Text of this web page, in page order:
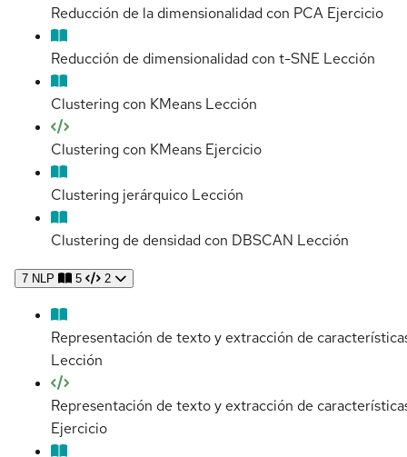
Reducción de la dimensionalidad con PCA Ejercicio
Reducción de dimensionalidad con t-SNE Lección
Clustering con KMeans Lección
Clustering con KMeans Ejercicio
Clustering jerárquico Lección
Clustering de densidad con DBSCAN Lección
7 NLP 5 2
Representación de texto y extracción de
Lección
Representación de texto y extracción de
Ejercicio